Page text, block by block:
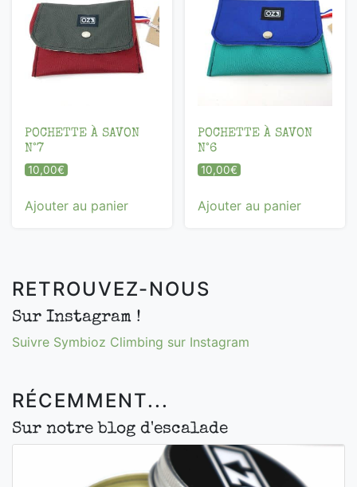
POCHETTE À SAVON
N°7
10,00€
Ajouter au panier
POCHETTE À SAVON
N°6
10,00€
Ajouter au panier
RETROUVEZ-NOUS
Sur Instagram !
Suivre Symbioz Climbing sur Instagram
RÉCEMMENT...
Sur notre blog d'escalade